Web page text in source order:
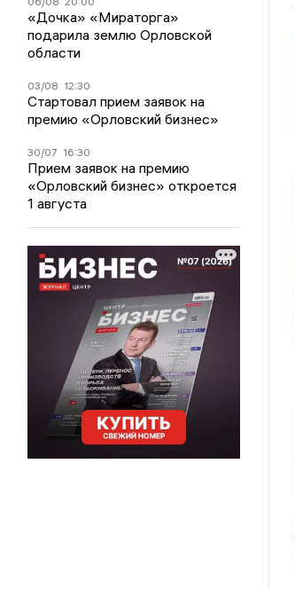
«Дочка» «Мираторга»
подарила землю Орловской
области
03/08 12:30
Стартовал прием заявок на
премию «Орловский бизнес»
30/07 16:30
Прием заявок на премию
«Орловский бизнес» откроется
1 августа